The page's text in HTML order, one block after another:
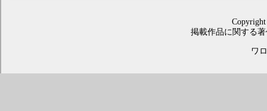
掲載作品に関する
ワ